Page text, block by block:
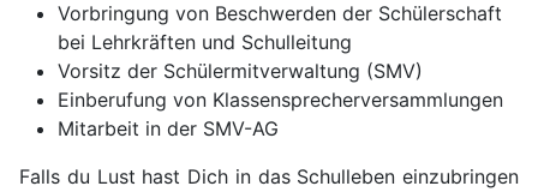
Vorbringung von Beschwerden der Schülerschaft
bei Lehrkräften und Schulleitung
Vorsitz der Schülermitverwaltung (SMV)
Einberufung von Klassensprecherversammlungen
Mitarbeit in der SMV-AG
Falls du Lust hast Dich in das Schulleben einzubringen